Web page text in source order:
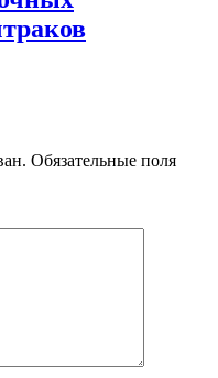
Обязательные поля